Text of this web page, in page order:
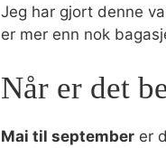
Jeg har gjort denne
er mer enn nok
Når er det
Mai til september er